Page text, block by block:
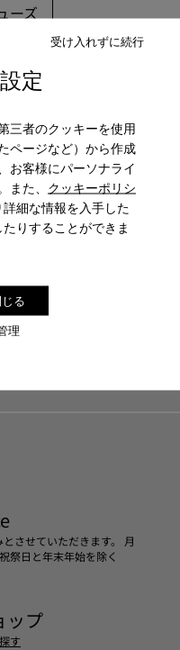
定
三者のクッキーを使用
ページなど）から作成
お客様にパーソナライ
た、 クッキーポリシ
細な情報を入手した
りすることができま
理
受け入れずに続行
る
ーズ
MONDAY ADDITIONAL 10 APPAREL 秋
冬コレクション
アクセス、イベント招待
ます。
させていただきます。 月
日と年末年始を除く
ップ
す